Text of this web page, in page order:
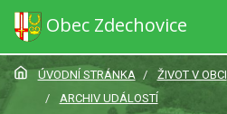
Obec Zdechovice
ÚVODNÍ STRÁNKA ŽIVOT V OBCI
ARCHIV UDÁLOSTÍ